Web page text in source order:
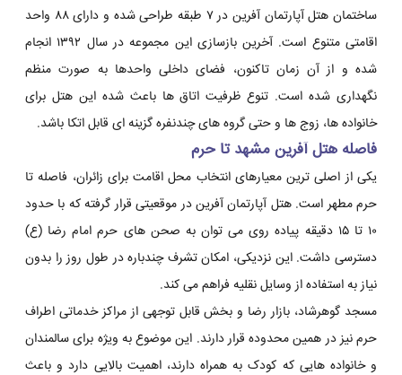
ساختمان هتل آپارتمان آفرین در ۷ طبقه طراحی شده و دارای ۸۸ واحد
اقامتی متنوع است. آخرین بازسازی این مجموعه در سال ۱۳۹۲ انجام
شده و از آن زمان تاکنون، فضای داخلی واحدها به صورت منظم
نگهداری شده است. تنوع ظرفیت اتاق ها باعث شده این هتل برای
خانواده ها، زوج ها و حتی گروه های چندنفره گزینه ای قابل اتکا باشد.
فاصله هتل آفرین مشهد تا حرم
یکی از اصلی ترین معیارهای انتخاب محل اقامت برای زائران، فاصله تا
حرم مطهر است. هتل آپارتمان آفرین در موقعیتی قرار گرفته که با حدود
۱۰ تا ۱۵ دقیقه پیاده روی می توان به صحن های حرم امام رضا (ع)
دسترسی داشت. این نزدیکی، امکان تشرف چندباره در طول روز را بدون
نیاز به استفاده از وسایل نقلیه فراهم می کند.
مسجد گوهرشاد، بازار رضا و بخش قابل توجهی از مراکز خدماتی اطراف
حرم نیز در همین محدوده قرار دارند. این موضوع به ویژه برای سالمندان
و خانواده هایی که کودک به همراه دارند، اهمیت بالایی دارد و باعث